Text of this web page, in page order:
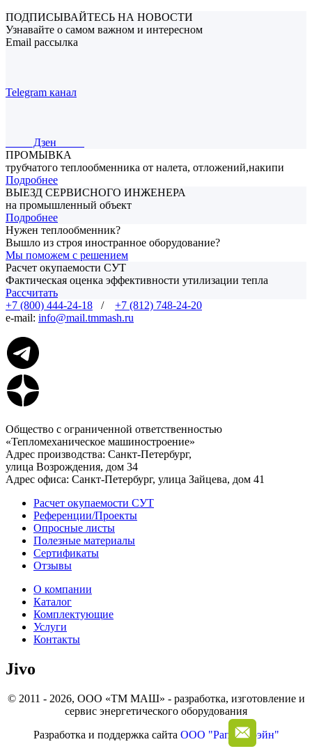
ПОДПИСЫВАЙТЕСЬ НА НОВОСТИ
Узнавайте о самом важном и интересном
Email рассылка
Telegram канал
Дзен
ПРОМЫВКА
трубчатого теплообменника от налета, отложений,накипи
Подробнее
ВЫЕЗД СЕРВИСНОГО ИНЖЕНЕРА
на промышленный объект
Подробнее
Нужен теплообменник?
Вышло из строя иностранное оборудование?
Мы поможем с решением
Расчет окупаемости СУТ
Фактическая оценка эффективности утилизации тепла
Рассчитать
+7 (800) 444-24-18 / +7 (812) 748-24-20
e-mail: info@mail.tmmash.ru
Общество с ограниченной ответственностью
«Тепломеханическое машиностроение»
Адрес производства: Санкт-Петербург,
улица Возрождения, дом 34
Адрес офиса: Санкт-Петербург, улица Зайцева, дом 41
Расчет окупаемости СУТ
Референции/Проекты
Опросные листы
Полезные материалы
Сертификаты
Отзывы
О компании
Каталог
Комплектующие
Услуги
Контакты
Jivo
© 2011 - 2026, ООО «ТМ МАШ» - разработка, изготовление и
сервис энергетического оборудования
Разработка и поддержка сайта ООО "Рапид Брэйн"